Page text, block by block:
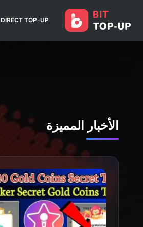
DIRECT TOP-UP
الأخبار المميزة